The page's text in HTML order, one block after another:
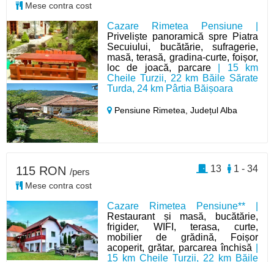
Cazare Rimetea Pensiune |
Priveliște panoramică spre Piatra
Secuiului, bucătărie, sufragerie,
masă, terasă, gradina-curte, foișor,
loc de joacă, parcare | 15 km
Cheile Turzii, 22 km Băile Sărate
Turda, 24 km Pârtia Băișoara
Pensiune Rimetea,Județul Alba
Mese contra cost
Cazare Rimetea Pensiune** |
Restaurant și masă, bucătărie,
frigider, WIFI, terasa, curte,
mobilier de grădină, Foișor
acoperit, grătar, parcarea închisă
15 km Cheile Turzii, 22 km Băile
115 RON /pers
Mese contra cost
1 - 34
13